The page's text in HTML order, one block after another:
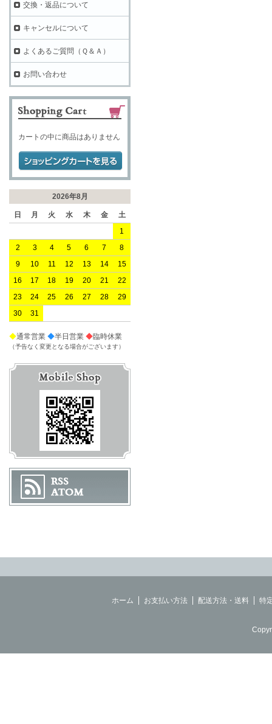
交換・返品について
キャンセルについて
よくあるご質問（Ｑ＆Ａ）
お問い合わせ
カートの中に商品はありません
2026年8月
日 月 火 水 木 金
土
1
2
3 4 5 6 7
8
9
10 11 12 13 14
15
16
17 18 19 20 21
22
23
24 25 26 27 28
29
30
31
◆通常営業 ◆半日営業 ◆臨時休業
（予告なく変更となる場合がございます）
ホーム お支払い方法 配送方法・送料 特